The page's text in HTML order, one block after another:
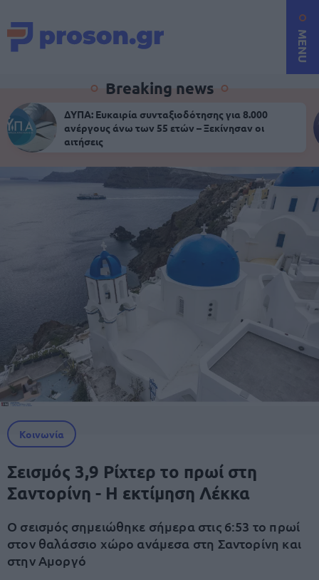
MENU
Breaking news
ΔΥΠΑ: Ευκαιρία συνταξιοδότησης για 8.000
ανέργους άνω των 55 ετών – Ξεκίνησαν οι
αιτήσεις
Κοινωνία
Σεισμός 3,9 Ρίχτερ το πρωί στη
Σαντορίνη - Η εκτίμηση Λέκκα
Ο σεισμός σημειώθηκε σήμερα στις 6:53 το πρωί
στον θαλάσσιο χώρο ανάμεσα στη Σαντορίνη και
στην Αμοργό